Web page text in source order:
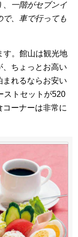
一階がセブンイ
、車で行っても
す。館山は観光地
、ちょっとお高い
まれるならお安い
ストセットが520
ーナーは非常に